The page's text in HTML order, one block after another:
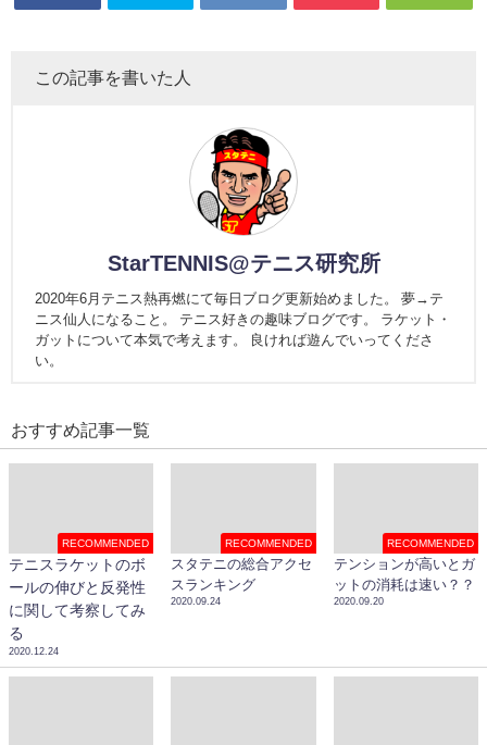
この記事を書いた人
StarTENNIS@テニス研究所
2020年6月テニス熱再燃にて毎日ブログ更新始めました。 夢→テ
ニス仙人になること。 テニス好きの趣味ブログです。 ラケット・
ガットについて本気で考えます。 良ければ遊んでいってくださ
い。
おすすめ記事一覧
RECOMMENDED
テニスラケットのボ
ールの伸びと反発性
に関して考察してみ
る
2020.12.24
RECOMMENDED
スタテニの総合アクセ
スランキング
2020.09.24
RECOMMENDED
テンションが高いとガ
ットの消耗は速い？？
2020.09.20